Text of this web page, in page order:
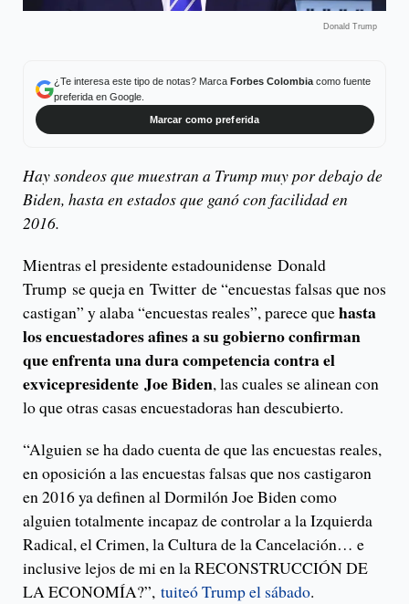
Donald Trump
¿Te interesa este tipo de notas? Marca Forbes Colombiacomo fuente
preferida en Google.
Marcar como preferida
Hay sondeos que muestran a Trump muy por debajo de
Biden, hasta en estados que ganó con facilidad en
2016.
Mientras el presidente estadounidense Donald
Trump se queja en Twitter de “encuestas falsas que nos
castigan” y alaba “encuestas reales”, parece quehasta
los encuestadores afines a su gobierno confirman
que enfrenta una dura competencia contra el
exvicepresidente Joe Biden, las cuales se alinean con
lo que otras casas encuestadoras han descubierto.
“Alguien se ha dado cuenta de que las encuestas reales,
en oposición a las encuestas falsas que nos castigaron
en 2016 ya definen al Dormilón Joe Biden como
alguien totalmente incapaz de controlar a la Izquierda
Radical, el Crimen, la Cultura de la Cancelación… e
inclusive lejos de mi en la RECONSTRUCCIÓN DE
LA ECONOMÍA?”, tuiteó Trump el sábado.